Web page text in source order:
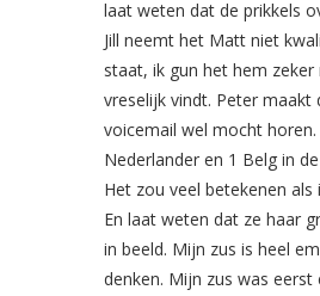
laat weten dat de prikkels
Jill neemt het Matt niet
staat, ik gun het hem
vreselijk vindt. Peter maakt
voicemail wel mocht
Nederlander en 1 Belg in
Het zou veel betekenen
En laat weten dat ze haar
in beeld. Mijn zus is heel
denken. Mijn zus was eerst